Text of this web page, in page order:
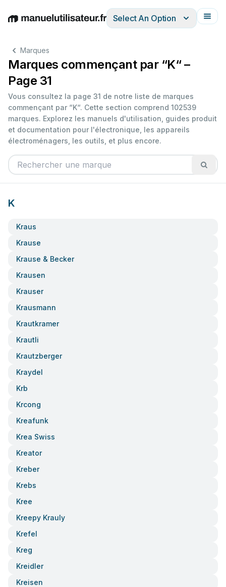
EnglishDeutschEspañolItalianoFrançais
Select An Option
Marques
Marques commençant par “K“ –
Page 31
Vous consultez la page 31 de notre liste de marques
commençant par “K“. Cette section comprend 102539
marques. Explorez les manuels d'utilisation, guides produit
et documentation pour l'électronique, les appareils
électroménagers, les outils, et plus encore.
K
Kraus
Krause
Krause & Becker
Krausen
Krauser
Krausmann
Krautkramer
Krautli
Krautzberger
Kraydel
Krb
Krcong
Kreafunk
Krea Swiss
Kreator
Kreber
Krebs
Kree
Kreepy Krauly
Krefel
Kreg
Kreidler
Kreisen